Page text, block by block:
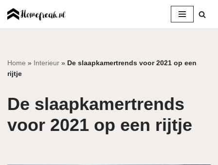
inhoud
Home » Interieur » De slaapkamertrends voor 2021 op een
rijtje
De slaapkamertrends
voor 2021 op een rijtje